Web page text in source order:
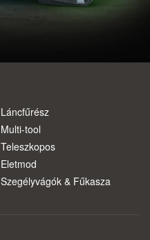
Láncfűrész
Multi-tool
Teleszkopos
Eletmod
Szegélyvágók & Fűkasza